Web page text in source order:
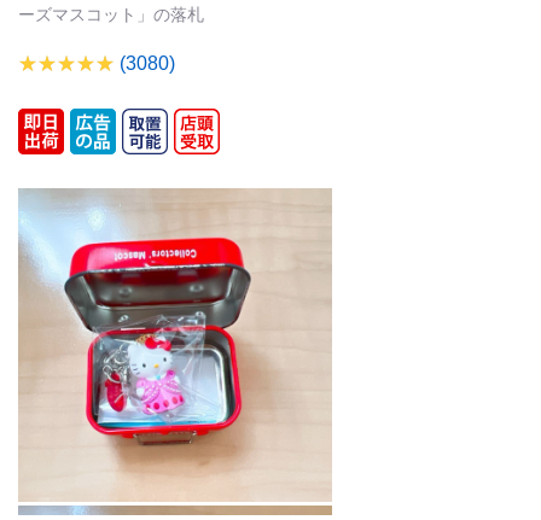
ーズマスコット」の落札
(3080)